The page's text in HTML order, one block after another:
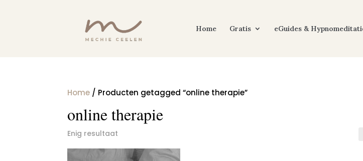
Home Gratis eGuides &
Home / Producten getagged “online therapie”
online therapie
Enig resultaat